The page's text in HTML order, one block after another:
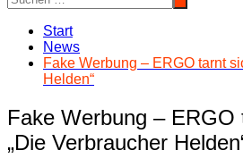
Start
News
Fake Werbung – ERGO tarnt
Helden“
Fake Werbung – ERGO
„Die Verbraucher